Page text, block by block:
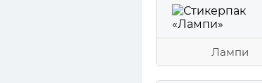
Лампи